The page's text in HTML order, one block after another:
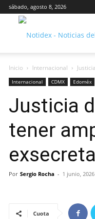
sábado, agosto 8, 2026
Inicio Internacional
Internacional CDMX Edoméx
Justicia
tener
Por Sergio Rocha - 1 junio, 2026
Cuota